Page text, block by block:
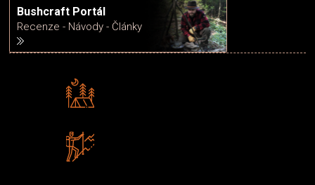
Bushcraft Portál
Recenze - Návody - Články